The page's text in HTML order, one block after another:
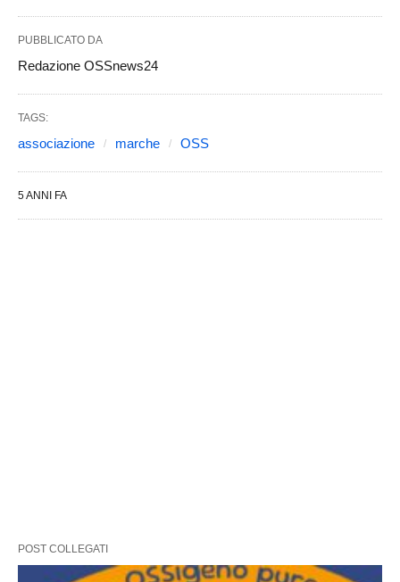
PUBBLICATO DA
Redazione OSSnews24
TAGS:
associazione marche OSS
5 ANNI FA
POST COLLEGATI